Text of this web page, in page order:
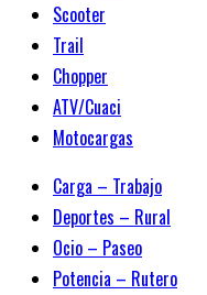
Scooter
Trail
Chopper
ATV/Cuaci
Motocargas
Carga – Trabajo
Deportes – Rural
Ocio – Paseo
Potencia – Rutero